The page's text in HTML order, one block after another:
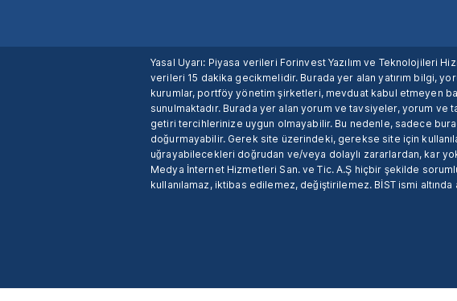
Yasal Uyarı: Piyasa verileri Forinvest Yazılım ve Teknolojileri
verileri 15 dakika gecikmelidir. Burada yer alan yatırım bilgi,
kurumlar, portföy yönetim şirketleri, mevduat kabul etmeyen
sunulmaktadır. Burada yer alan yorum ve tavsiyeler, yorum
getiri tercihlerinize uygun olmayabilir. Bu nedenle, sadece
doğurmayabilir. Gerek site üzerindeki, gerekse site için
uğrayabilecekleri doğrudan ve/veya dolaylı zararlardan, kar
Medya İnternet Hizmetleri San. ve Tic. A.Ş hiçbir şekilde
kullanılamaz, iktibas edilemez, değiştirilemez. BİST ismi